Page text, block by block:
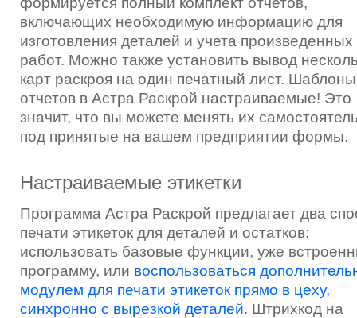
включающих необходимую информацию для
изготовления деталей и учета произведенных
работ. Можно также установить вывод
карт раскроя на один печатный лист. Шаблоны
отчетов в Астра Раскрой настраиваемые! Это
значит, что вы можете менять их
под принятые на вашем предприятии формы.
Настраиваемые этикетки
Программа Астра Раскрой предлагает два
печати этикеток для деталей и остатков:
использовать базовые функции, уже
программу, или воспользоваться
модулем для печати этикеток прямо в цеху,
синхронно с вырезкой деталей. Штрихкод на